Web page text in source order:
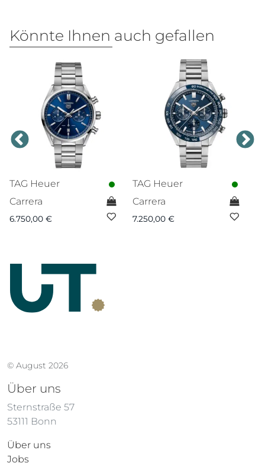
Könnte Ihnen auch gefallen
TAG Heuer
Carrera
6.750,00 €
TAG Heuer
Carrera
7.250,00 €
© August 2026
Über uns
Sternstraße 57
53111 Bonn
Über uns
Jobs